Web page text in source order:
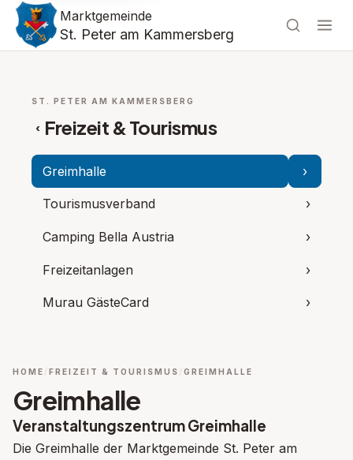
Marktgemeinde
St. Peter am Kammersberg
ST. PETER AM KAMMERSBERG
‹ Freizeit & Tourismus
Greimhalle ›
Tourismusverband
›
Camping Bella Austria ›
Freizeitanlagen ›
Murau GästeCard ›
HOME FREIZEIT & TOURISMUS GREIMHALLE
Greimhalle
Veranstaltungszentrum Greimhalle
Die Greimhalle der Marktgemeinde St. Peter am